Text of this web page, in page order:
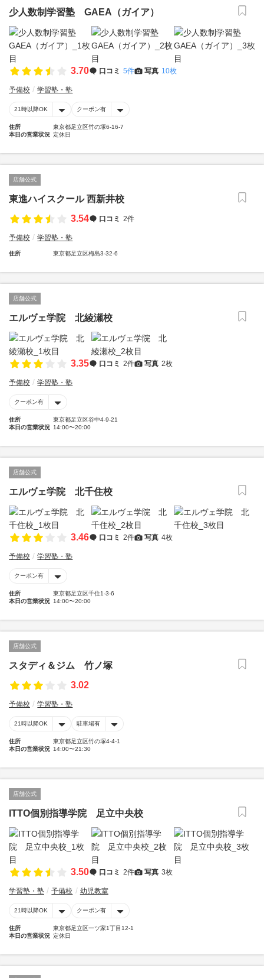
少人数制学習塾 GAEA（ガイア）
3.70 口コミ 5件 写真 10枚
予備校 学習塾・塾
21時以降OK クーポン有
住所
東京都足立区竹の塚6-16-7
本日の営業状況 定休日
店舗公式
東進ハイスクール 西新井校
3.54
口コミ 2件
予備校 学習塾・塾
住所 東京都足立区梅島3-32-6
店舗公式
エルヴェ学院 北綾瀬校
3.35 口コミ 2件 写真 2枚
予備校 学習塾・塾
クーポン有
住所
東京都足立区谷中4-9-21
本日の営業状況 14:00〜20:00
店舗公式
エルヴェ学院 北千住校
3.46 口コミ 2件 写真 4枚
予備校 学習塾・塾
クーポン有
住所
東京都足立区千住1-3-6
本日の営業状況 14:00〜20:00
店舗公式
スタディ＆ジム 竹ノ塚
3.02
予備校 学習塾・塾
21時以降OK 駐車場有
住所
東京都足立区竹の塚4-4-1
本日の営業状況 14:00〜21:30
店舗公式
ITTO個別指導学院 足立中央校
3.50 口コミ 2件 写真 3枚
学習塾・塾 予備校 幼児教室
21時以降OK クーポン有
住所
東京都足立区一ツ家1丁目12-1
本日の営業状況 定休日